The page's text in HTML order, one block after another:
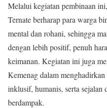
Melalui kegiatan pembinaan
Ternate berharap para warga
mental dan rohani, sehingga
dengan lebih positif, penuh
keimanan. Kegiatan ini juga
Kemenag dalam
inklusif, humanis, serta sejalan
berdampak.